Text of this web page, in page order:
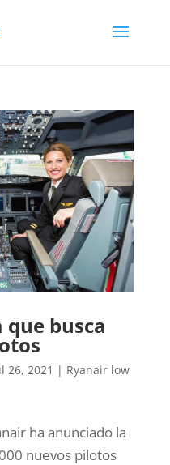
busca
26, 2021 | Ryanair low
ha anunciado la
nuevos pilotos